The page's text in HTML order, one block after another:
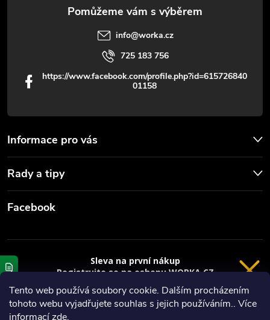
Tento web používá soubory cookie. Dalším procházením
tohoto webu vyjadřujete souhlas s jejich používáním.. Více
informacízde.
Informace pro vás
Rady a tipy
info@worka.cz
725 183 756
https://www.facebook.com/profile.php?id=615726840
01158
Facebook
Copyright 2026
Sleva na první nákup
Registrujte se na eshopu WORKA.CZ
sleva 100 Kč* na nákup je Vaše.
Registrace
VRÁCENÍ 14 DNÍ